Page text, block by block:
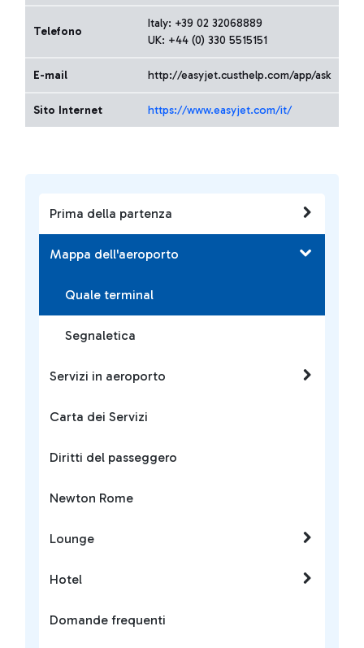
Prima della partenza
Mappa dell'aeroporto
Quale terminal
Segnaletica
Servizi in aeroporto
Carta dei Servizi
Diritti del passeggero
Newton Rome
Lounge
Hotel
Domande frequenti
Telefono
Italy: +39 02 32068889
UK: +44 (0) 330 5515151
E-mail http://easyjet.custhelp.com/app/ask
Sito Internet https://www.easyjet.com/it/